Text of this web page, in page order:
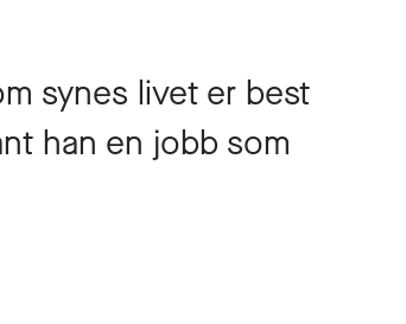
synes livet er best
han en jobb som